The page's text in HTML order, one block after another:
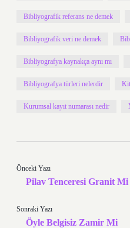
Bibliyografik referans ne demek
Bibliyografik veri ne demek
Bibliyografya kaynakça aynı mı
Bibliyografya türleri nelerdir
Kurumsal kayıt numarası nedir
Önceki Yazı
Pilav Tenceresi Granit
Sonraki Yazı
Öyle Belgisiz Zamir Mi